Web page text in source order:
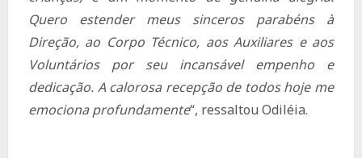
Quero estender meus sinceros parabéns à
Direção, ao Corpo Técnico, aos Auxiliares e aos
Voluntários por seu incansável empenho e
dedicação. A calorosa recepção de todos hoje me
emociona profundamente“, ressaltou Odiléia.